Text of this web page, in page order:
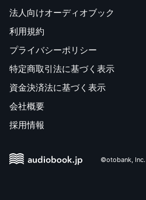
法人向けオーディオブック
利用規約
プライバシーポリシー
特定商取引法に基づく表示
資金決済法に基づく表示
会社概要
採用情報
©otobank, Inc.